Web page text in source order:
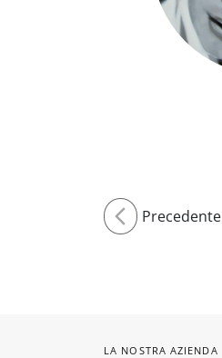
Precedente
LA NOSTRA AZIENDA